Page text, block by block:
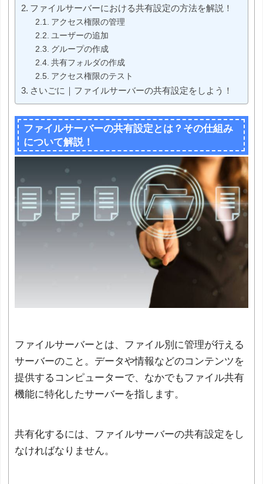
ファイルサーバーにおける共有設定の方法を解説！
アクセス権限の管理
ユーザーの追加
グループの作成
共有フォルダの作成
アクセス権限のテスト
さいごに｜ファイルサーバーの共有設定をしよう！
ファイルサーバーの共有設定とは？その仕組み
について解説！
ファイルサーバーとは、ファイル別に管理が行える
サーバーのこと。データや情報などのコンテンツを
提供するコンピューターで、なかでもファイル共有
機能に特化したサーバーを指します。
共有化するには、ファイルサーバーの共有設定をし
なければなりません。